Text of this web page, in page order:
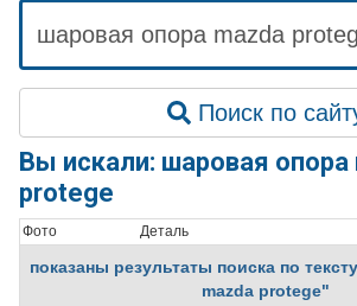
Поиск по
Вы искали: шаровая опора
protege
Фото Деталь
показаны результаты поиска по
mazda protege"